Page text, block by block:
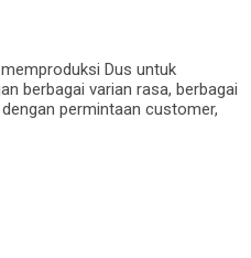
Dus untuk
berbagai varian rasa, berbagai
permintaan customer,